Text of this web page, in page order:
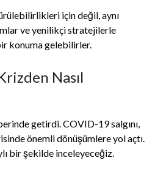
için değil, aynı
ve yenilikçi stratejilerle
konuma gelebilirler.
Nasıl
getirdi. COVID-19 salgını,
önemli dönüşümlere yol açtı.
bir şekilde inceleyeceğiz.